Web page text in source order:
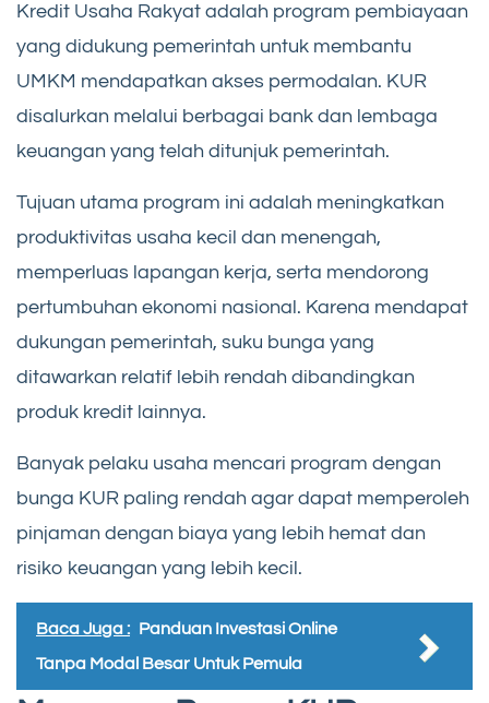
Kredit Usaha Rakyat adalah program pembiayaan
yang didukung pemerintah untuk membantu
UMKM mendapatkan akses permodalan. KUR
disalurkan melalui berbagai bank dan lembaga
keuangan yang telah ditunjuk pemerintah.
Tujuan utama program ini adalah meningkatkan
produktivitas usaha kecil dan menengah,
memperluas lapangan kerja, serta mendorong
pertumbuhan ekonomi nasional. Karena mendapat
dukungan pemerintah, suku bunga yang
ditawarkan relatif lebih rendah dibandingkan
produk kredit lainnya.
Banyak pelaku usaha mencari program dengan
bunga KUR paling rendah agar dapat memperoleh
pinjaman dengan biaya yang lebih hemat dan
risiko keuangan yang lebih kecil.
Baca Juga : Panduan Investasi Online
Tanpa Modal Besar Untuk Pemula